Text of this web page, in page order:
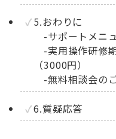
5.おわりに
-サポートメニ
-実用操作研修
（3000円）
-無料相談会の
6.質疑応答